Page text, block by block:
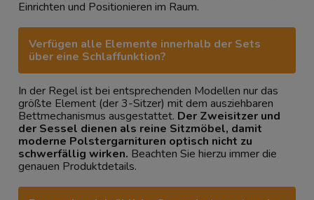
Einrichten und Positionieren im Raum.
Verfügen alle Elemente innerhalb der Sets
über eine Schlaffunktion?
In der Regel ist bei entsprechenden Modellen nur das
größte Element (der 3-Sitzer) mit dem ausziehbaren
Bettmechanismus ausgestattet. Der Zweisitzer und
der Sessel dienen als reine Sitzmöbel, damit
moderne Polstergarnituren optisch nicht zu
schwerfällig wirken. Beachten Sie hierzu immer die
genauen Produktdetails.